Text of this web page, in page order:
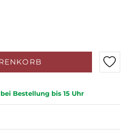
Bestellung bis 15 Uhr